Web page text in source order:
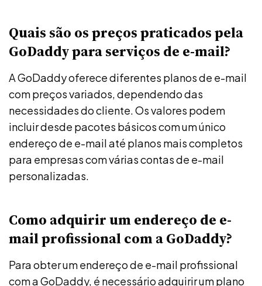
Quais são os preços praticados pela
GoDaddy para serviços de e-mail?
A GoDaddy oferece diferentes planos de e-mail
com preços variados, dependendo das
necessidades do cliente. Os valores podem
incluir desde pacotes básicos com um único
endereço de e-mail até planos mais completos
para empresas com várias contas de e-mail
personalizadas.
Como adquirir um endereço de e-
mail profissional com a GoDaddy?
Para obter um endereço de e-mail profissional
com a GoDaddy, é necessário adquirir um plano